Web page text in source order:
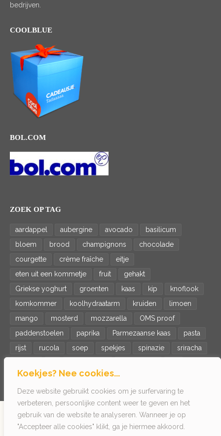
Koekjes? Nee cookies...
Deze website gebruikt cookies om je surfervaring te
verbeteren, persoonlijke content weer te geven en het
gebruik van de website te analyseren. Wanneer je op
"Accepteer alle cookies" klikt, ga je hiermee akkoord.
bedrijven.
COOLBLUE
BOL.COM
ZOEK OP TAG
aardappel aubergine avocado
basilicum
bloem
brood champignons
chocolade
courgette
crème fraîche
eitje
eten uit een kommetje
fruit
gehakt
Griekse yoghurt
groenten kaas kip
knoflook
komkommer
koolhydraatarm kruiden
limoen
mango
mosterd mozzarella
OMS proof
paddenstoelen
paprika Parmezaanse kaas
pasta
rijst
rucola soep spekjes spinazie
sriracha
wortel
zalm zoete aardappel